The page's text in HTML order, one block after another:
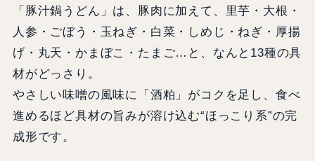
「豚汁鍋うどん」は、豚肉に加えて、里芋・大根・
人参・ごぼう・玉ねぎ・白菜・しめじ・ねぎ・厚揚
げ・丸天・かまぼこ・たまご…と、なんと13種の具
材がどっさり。
やさしい味噌の風味に「酒粕」がコクを足し、食べ
進めるほど具材の旨みが溶け込む“ほっこり系”の完
成形です。